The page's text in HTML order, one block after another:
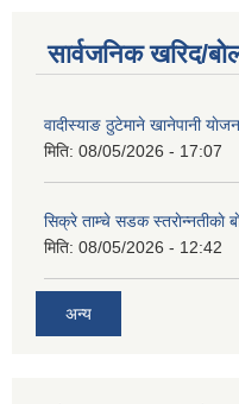
सार्वजनिक खरिद/
वादीस्याङ ठुटेमाने खानेपानी
मिति: 08/05/2026 - 17:07
सिक्रे ताम्चे सडक स्तराेन्नतीकाे
मिति: 08/05/2026 - 12:42
अन्य